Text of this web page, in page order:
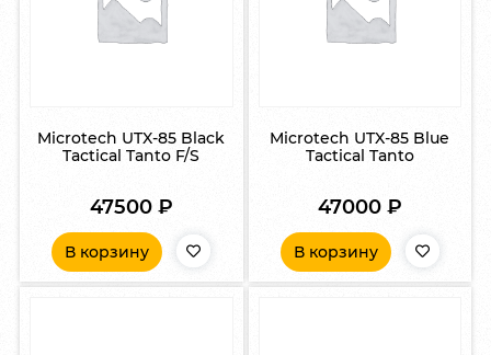
Microtech UTX-85 Black
Tactical Tanto F/S
47500 ₽
В корзину
Microtech UTX-85 Blue
Tactical Tanto
47000 ₽
В корзину